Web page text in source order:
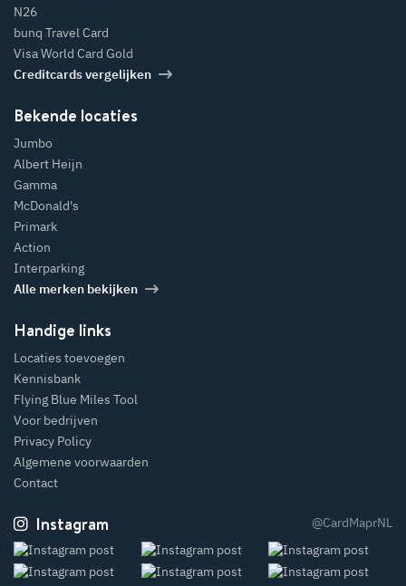
N26
bunq Travel Card
Visa World Card Gold
Creditcards vergelijken
Bekende locaties
Jumbo
Albert Heijn
Gamma
McDonald's
Primark
Action
Interparking
Alle merken bekijken
Handige links
Locaties toevoegen
Kennisbank
Flying Blue Miles Tool
Voor bedrijven
Privacy Policy
Algemene voorwaarden
Contact
Instagram @CardMaprNL